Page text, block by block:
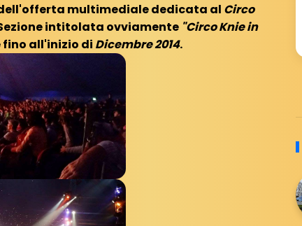
multimediale dedicata al Circo
intitolata ovviamente"Circo Knie in
fino all'inizio di Dicembre 2014.